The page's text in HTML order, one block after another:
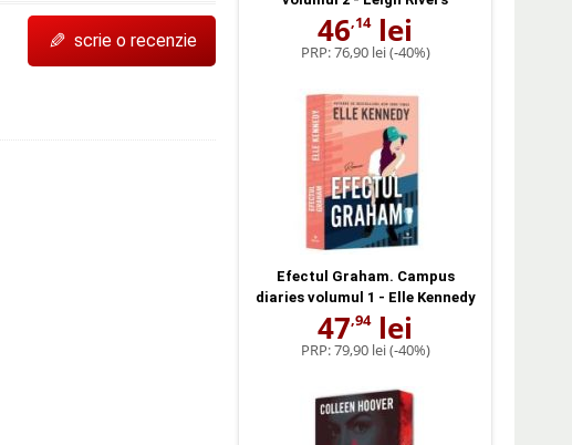
✎ scrie o recenzie 46,14lei
PRP:76,90 lei(-40%)
Efectul Graham. Campus
diaries volumul 1 - Elle Kennedy
47,94lei
PRP:79,90 lei(-40%)